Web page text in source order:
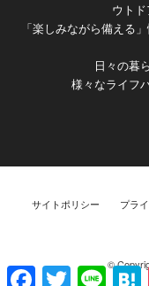
ウト
「楽しみながら備える
日々の暮
様々なライフ
サイトポリシー プラ
©
H